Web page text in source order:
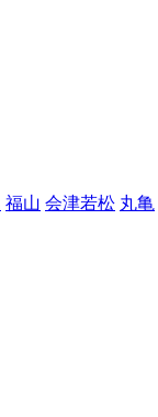
福山 会津若松 丸亀